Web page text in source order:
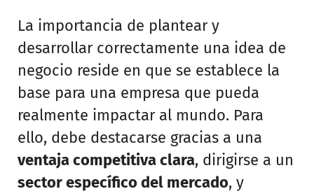
La importancia de plantear y
desarrollar correctamente una idea de
negocio reside en que se establece la
base para una empresa que pueda
realmente impactar al mundo. Para
ello, debe destacarse gracias a una
ventaja competitiva clara, dirigirse a un
sector específico del mercado, y